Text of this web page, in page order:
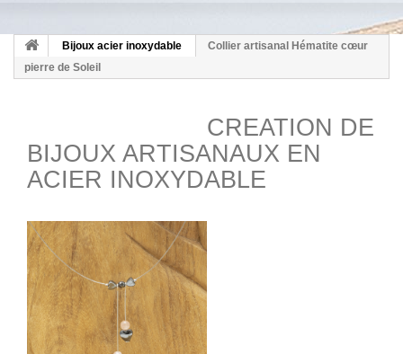
Bijoux acier inoxydable
Collier artisanal Hématite cœur
pierre de Soleil
CREATION DE
BIJOUX ARTISANAUX EN
ACIER INOXYDABLE